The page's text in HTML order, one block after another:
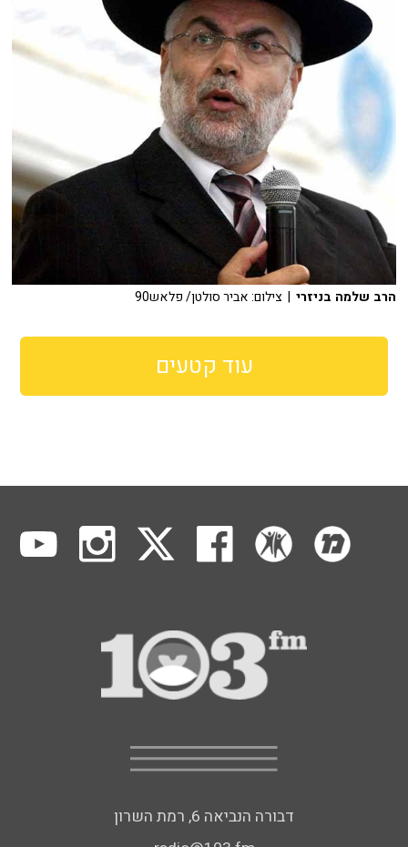
הרב שלמה בניזרי | צילום: אביר סולטן/ פלאש90
עוד קטעים
דבורה הנביאה 6, רמת השרון